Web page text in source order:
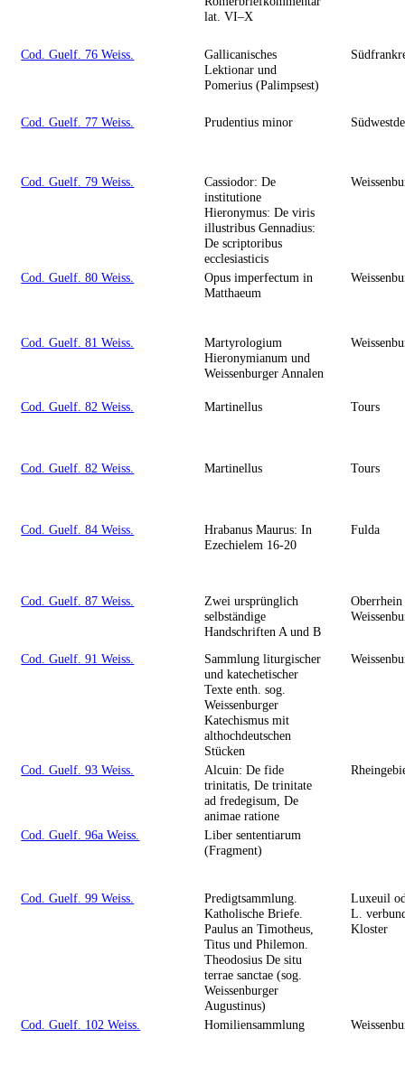
lat. VI–X
Cod. Guelf. 76 Weiss.
Gallicanisches
Lektionar und
Pomerius (Palimpsest)
Cod. Guelf. 77 Weiss. Prudentius minor
Cod. Guelf. 79 Weiss.
Cassiodor: De
institutione
Hieronymus: De viris
illustribus Gennadius:
De scriptoribus
ecclesiasticis
Cod. Guelf. 80 Weiss.
Opus imperfectum in
Matthaeum
Cod. Guelf. 81 Weiss.
Martyrologium
Hieronymianum und
Weissenburger Annalen
Cod. Guelf. 82 Weiss. Martinellus Tours
Cod. Guelf. 82 Weiss. Martinellus Tours
Cod. Guelf. 84 Weiss.
Hrabanus Maurus: In
Ezechielem 16-20
Fulda
Cod. Guelf. 87 Weiss.
Zwei ursprünglich
selbständige
Handschriften A und B
Cod. Guelf. 91 Weiss.
Sammlung liturgischer
und katechetischer
Texte enth. sog.
Weissenburger
Katechismus mit
althochdeutschen
Stücken
Cod. Guelf. 93 Weiss.
Alcuin: De fide
trinitatis, De trinitate
ad fredegisum, De
animae ratione
Cod. Guelf. 96a Weiss.
Liber sententiarum
(Fragment)
Cod. Guelf. 99 Weiss.
Predigtsammlung.
Katholische Briefe.
Paulus an Timotheus,
Titus und Philemon.
Theodosius De situ
terrae sanctae (sog.
Weissenburger
Augustinus)
Luxeuil
L.
Kloster
Cod. Guelf. 102 Weiss. Homiliensammlung